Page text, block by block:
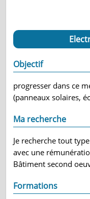
Objectif
progresser dans ce
(panneaux solaires,
Ma recherche
Je recherche tout
avec une
Bâtiment second
Formations